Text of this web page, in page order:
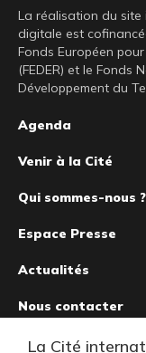
La réalisation du
digitale est
Fonds Européen
(FEDER) et le Fonds
Développement du
Pied
de
Agenda
Venir à la Cité
Qui sommes-nous ?
Espace Presse
Actualités
Nous contacter
Musée de la bande
La Cité